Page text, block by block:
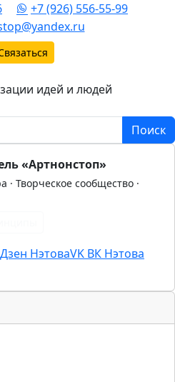
+7 (926) 556-55-99
идей и людей
Поиск
«Артнонстоп»
· Творческое сообщество ·
Дзен НэтоваVK ВК Нэтова